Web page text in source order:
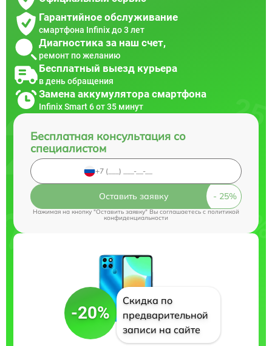
Гарантийное обслуживание
смартфона Infinix до 3 лет
Диагностика за наш счет,
ремонт по желанию
Бесплатный выезд курьера
в день обращения
Замена аккумулятора смартфона
Infinix Smart 6 от 35 минут
Бесплатная консультация со
специалистом
Оставить заявку
Нажимая на кнопку "Оставить заявку" Вы соглашаетесь cполитикой
конфиденциальности
-20%
Скидка по
предварительной
записи на сайте